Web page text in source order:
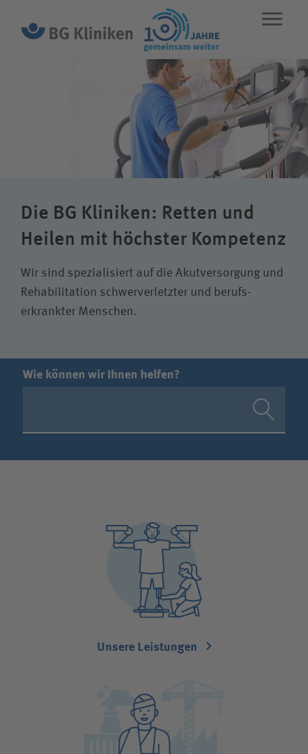
STANDORTE ENGLISHNOTFALL
Karriere
Die BG Kliniken: Retten und
Heilen mit höchster Kompetenz
Wir sind spezialisiert auf die Akut­versorgung und
Rehabilitation schwer­verletzter und berufs­
erkrankter Menschen.
Wie können wir Ihnen helfen?
Patientin / Patient
Besucherin / Besucher
Bewerberin / Bewerber
Journalistin / Journalist
Unsere Leistungen